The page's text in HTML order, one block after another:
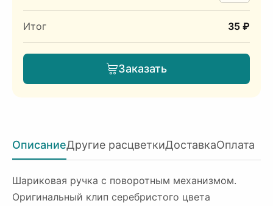
Итог 35 ₽
Заказать
ОписаниеДругие расцветкиДоставкаОплата
Шариковая ручка с поворотным механизмом.
Оригинальный клип серебристого цвета